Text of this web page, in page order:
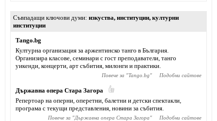
Съвпадащи ключови думи изкуства, институции, културни
институции
Tango.bg
Културна организация за аржентинско танго в България.
Организира класове, семинари с гост преподаватели, танго
уикенди, концерти, арт събития, милонги и практики.
Повече за "Tango.bg" Подобни сайтове
Държавна опера Стара Загора
Репертоар на оперни, оперетни, балетни и детски спектакли,
програма с текущи представления, новини за събития.
Повече за "Държавна опера Стара Загора" Подобни сайтове